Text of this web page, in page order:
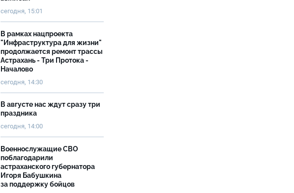
сегодня, 15:01
В рамках нацпроекта
"Инфраструктура для жизни"
продолжается ремонт трассы
Астрахань - Три Протока -
Началово
сегодня, 14:30
В августе нас ждут сразу три
праздника
сегодня, 14:00
Военнослужащие СВО
поблагодарили
астраханского губернатора
Игоря Бабушкина
за поддержку бойцов